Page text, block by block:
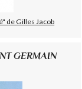
de Gilles Jacob
GERMAIN